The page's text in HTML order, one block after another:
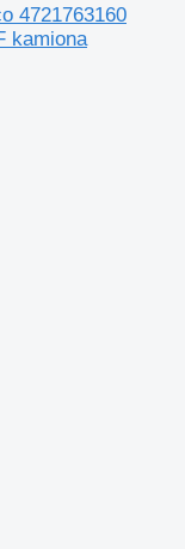
4721763160
kamiona